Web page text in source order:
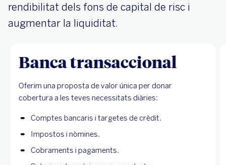
rendibilitat dels fons de capital de risc i
augmentar la liquiditat.
Banca transaccional
Oferim una proposta de valor única per donar
cobertura a les teves necessitats diàries:
Comptes bancaris i targetes de crèdit.
Impostos i nòmines.
Cobraments i pagaments.